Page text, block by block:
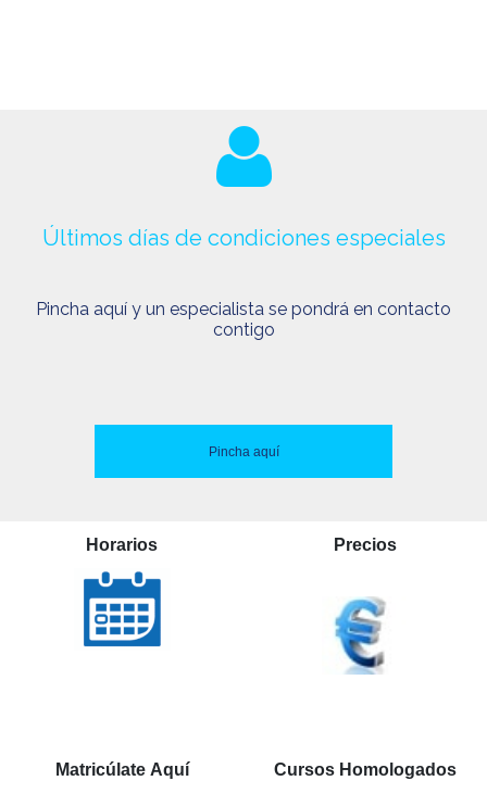
Últimos días de condiciones especiales
Pincha aquí y un especialista se pondrá en contacto
contigo
Pincha aquí
Horarios Precios
Matricúlate Aquí Cursos Homologados